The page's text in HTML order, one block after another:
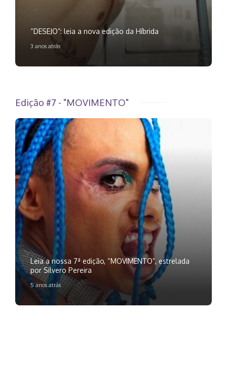
“DESEJO”: leia a nova edição da Híbrida
3 anos atrás
Edição #7 - "MOVIMENTO"
Leia a nossa 7ª edição, “MOVIMENTO”, estrelada
por Silvero Pereira
5 anos atrás